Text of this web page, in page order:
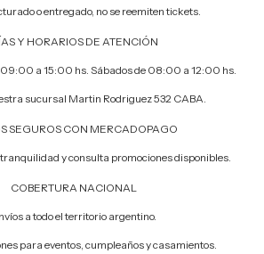
o entregado, no se reemiten tickets.
Y HORARIOS DE ATENCIÓN
09:00 a 15:00 hs. Sábados de 08:00 a 12:00 hs.
sucursal Martin Rodriguez 532 CABA.
SEGUROS CON MERCADOPAGO
y consulta promociones disponibles.
COBERTURA NACIONAL
a todo el territorio argentino.
para eventos, cumpleaños y casamientos.